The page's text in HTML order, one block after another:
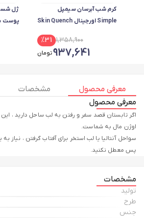
کرم شب آبرسان سیمپل
Simple اورجینال Skin Quench
1,358,900
%31
937,641تومان
ژل
آنتی
معرفی محصول مشخصات
معرفی محصول
اگر تابستان قصد سفر و رفتن به لب ساحل دارید ،
سواحل آنتالیا یا لب استخر برای آفتاب گرفتن ، نیاز
پس معطل نکنید.
مشخصات
تولید
طرح
جنس